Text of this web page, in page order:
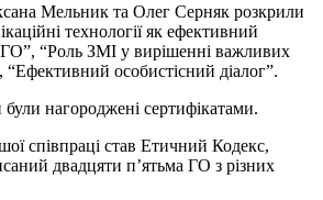
Meльник та Олег Серняк розкрили
технології як ефективний
ГО”, “Роль ЗМІ у вирішенні важливих
особистісний діалог”.
нагороджені сертифікатами.
співпраці став Етичний Кодекс,
двадцяти п’ятьма ГО з різних